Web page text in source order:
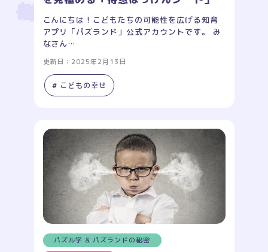
こんにちは！こどもたちの可能性を広げる知育
アプリ「パズランド」公式アカウントです。 み
なさん…
更新日：2025年2月13日
# こどもの幸せ
パズル学 & パズランドの秘密